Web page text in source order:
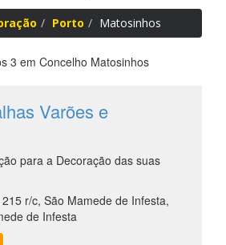
Porto Matosinhos
3 em Concelho Matosinhos
Varões e
para a Decoração das suas
r/c, São Mamede de Infesta,
de Infesta